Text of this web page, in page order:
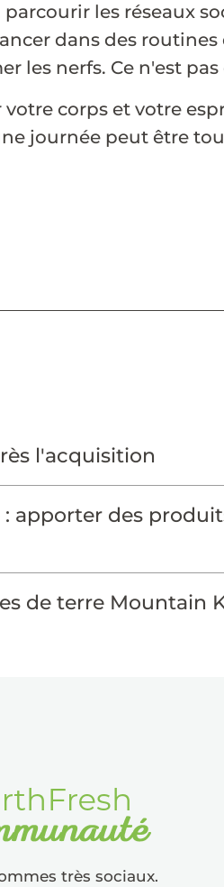
les réseaux
dans des
les nerfs. Ce n'est
corps et votre
journée peut être
l'acquisition
apporter des
de terre Mountain
très sociaux.